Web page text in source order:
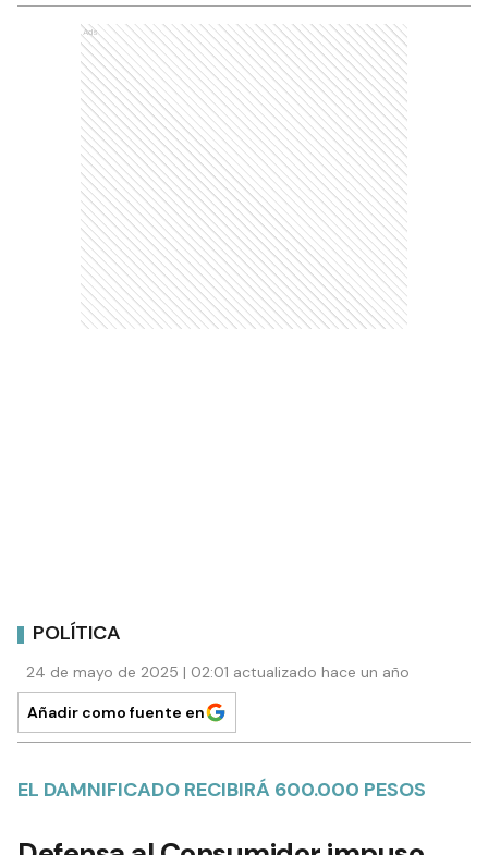
Ads
POLÍTICA
24 de mayo de 2025 | 02:01 actualizado hace un año
Añadir como fuente en
EL DAMNIFICADO RECIBIRÁ 600.000 PESOS